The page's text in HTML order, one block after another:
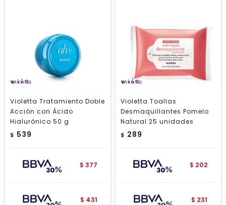
Violetta Tratamiento Doble
Acción con Ácido
Hialurónico 50 g
$ 539
$ 377
$ 431
Violetta Toallas
Desmaquillantes Pomelo
Natural 25 unidades
$ 289
$ 202
$ 231